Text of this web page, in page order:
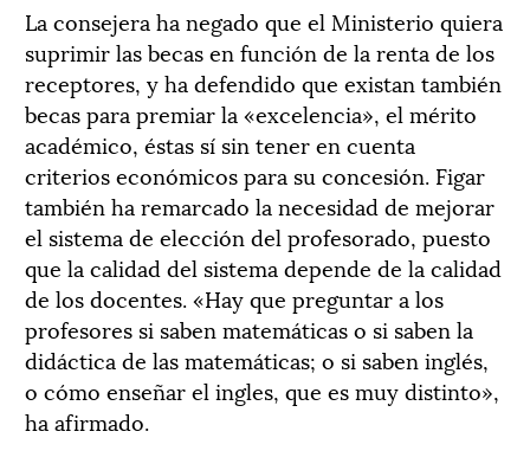
La consejera ha negado que el Ministerio quiera
suprimir las becas en función de la renta de los
receptores, y ha defendido que existan también
becas para premiar la «excelencia», el mérito
académico, éstas sí sin tener en cuenta
criterios económicos para su concesión. Figar
también ha remarcado la necesidad de mejorar
el sistema de elección del profesorado, puesto
que la calidad del sistema depende de la calidad
de los docentes. «Hay que preguntar a los
profesores si saben matemáticas o si saben la
didáctica de las matemáticas; o si saben inglés,
o cómo enseñar el ingles, que es muy distinto»,
ha afirmado.